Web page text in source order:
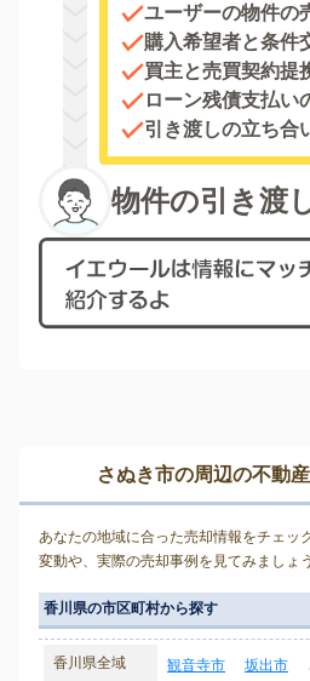
ユーザーの物件の
購入希望者と条件
買主と売買契約提
ローン残債支払い
引き渡しの立ち合
物件の引き渡
さぬき市の周辺の不動
あなたの地域に合った売却情報をチェッ
変動や、実際の売却事例を見てみましょう
香川県の市区町村から探す
香川県全域 観音寺市 坂出市